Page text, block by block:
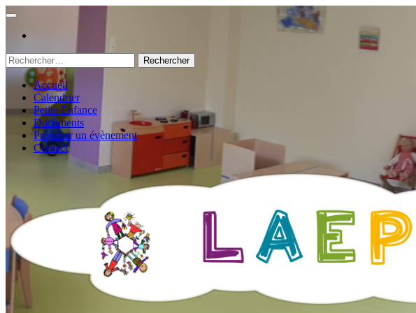
Rechercher :
Accueil
Calendrier
Petite Enfance
Documents
Proposer un évènement
Contact